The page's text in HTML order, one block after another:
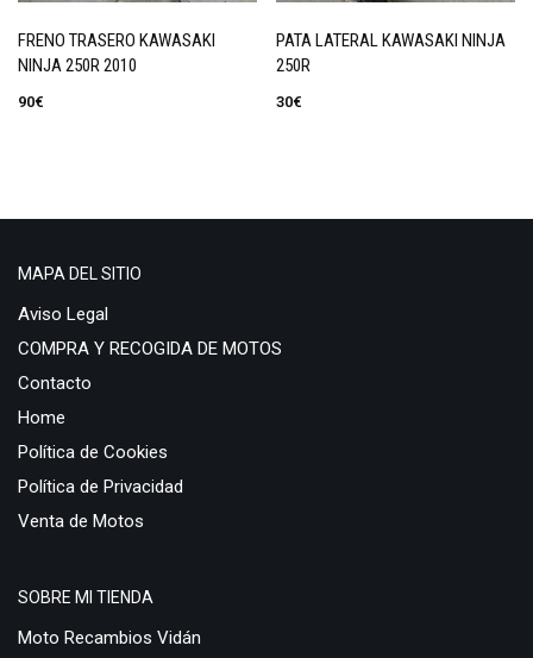
FRENO TRASERO KAWASAKI
NINJA 250R 2010
90€
PATA LATERAL KAWASAKI NINJA
250R
30€
MAPA DEL SITIO
Aviso Legal
COMPRA Y RECOGIDA DE MOTOS
Contacto
Home
Política de Cookies
Política de Privacidad
Venta de Motos
SOBRE MI TIENDA
Moto Recambios Vidán